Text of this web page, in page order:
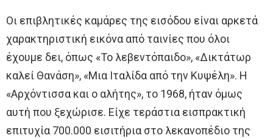
Οι επιβλητικές καμάρες της εισόδου είναι αρκετά
χαρακτηριστική εικόνα από ταινίες που όλοι
έχουμε δει, όπως «Το λεβεντόπαιδο», «Δικτάτωρ
καλεί Θανάση», «Μια Ιταλίδα από την Κυψέλη». Η
«Αρχόντισσα και ο αλήτης», το 1968, ήταν όμως
αυτή που ξεχώρισε. Είχε τεράστια εισπρακτική
επιτυχία 700.000 εισιτήρια στο λεκανοπέδιο της